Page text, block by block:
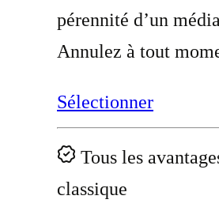
pérennité d’un
Annulez à tout
Sélectionner
Tous les
classique